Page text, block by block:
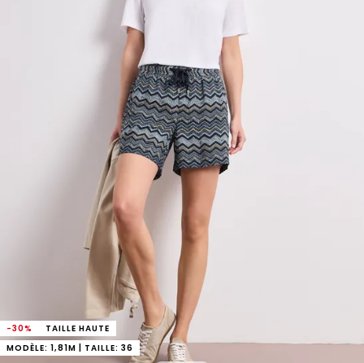
-30%
TAILLE HAUTE
MODÈLE: 1,81M | TAILLE: 36